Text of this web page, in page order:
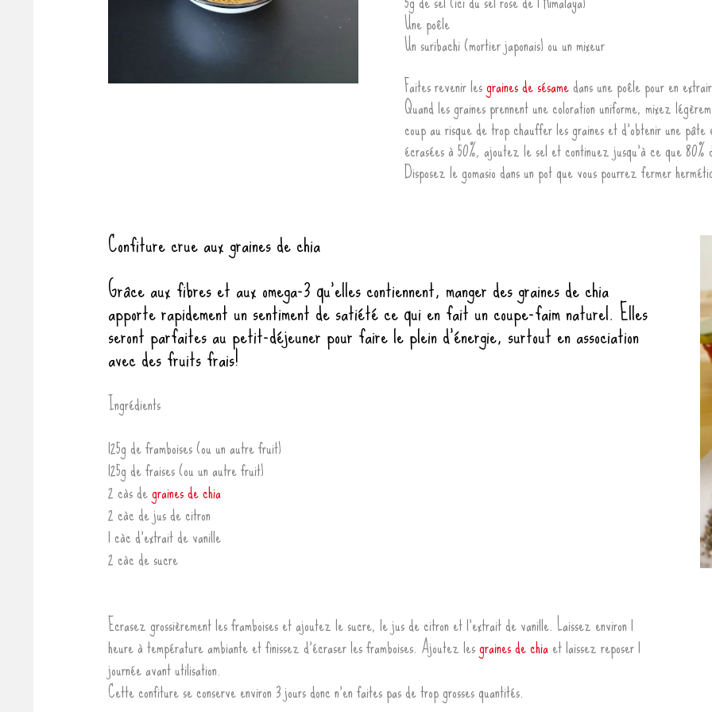
Une poêle
Un suribachi (mortier japonais) ou un mixeur
Faites revenir lesgraines de sésamedans une poêle pour en
Quand les graines prennent une coloration uniforme, mixez
coup au risque de trop chauffer les graines et d’obtenir une
écrasées à 50%, ajoutez le sel et continuez jusqu’à ce que 80%
Disposez le gomasio dans un pot que vous pourrez fermer
Confiture crue aux graines de chia
Grâce aux fibres et aux omega-3 qu’elles contiennent, manger des graines de chia
apporte rapidement un sentiment de satiété ce qui en fait un coupe-faim naturel. Elles
seront parfaites au petit-déjeuner pour faire le plein d’énergie, surtout en association
avec des fruits frais!
Ingrédients
125g de framboises (ou un autre fruit)
125g de fraises (ou un autre fruit)
2 càs degraines de chia
2 càc de jus de citron
1 càc d’extrait de vanille
2 càc de sucre
Ecrasez grossièrement les framboises et ajoutez le sucre, le jus de citron et l’extrait de vanille. Laissez environ 1
heure à température ambiante et finissez d’écraser les framboises. Ajoutez lesgraines de chiaet laissez reposer 1
journée avant utilisation.
Cette confiture se conserve environ 3 jours donc n’en faites pas de trop grosses quantités.